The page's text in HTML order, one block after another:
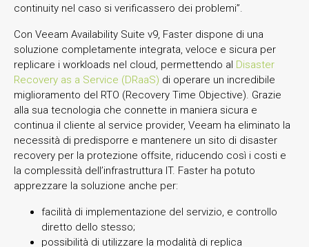
continuity nel caso si verificassero dei problemi”.
Con Veeam Availability Suite v9, Faster dispone di una
soluzione completamente integrata, veloce e sicura per
replicare i workloads nel cloud, permettendo al Disaster
Recovery as a Service (DRaaS) di operare un incredibile
miglioramento del RTO (Recovery Time Objective). Grazie
alla sua tecnologia che connette in maniera sicura e
continua il cliente al service provider, Veeam ha eliminato la
necessità di predisporre e mantenere un sito di disaster
recovery per la protezione offsite, riducendo così i costi e
la complessità dell’infrastruttura IT. Faster ha potuto
apprezzare la soluzione anche per:
facilità di implementazione del servizio, e controllo
diretto dello stesso;
possibilità di utilizzare la modalità di replica